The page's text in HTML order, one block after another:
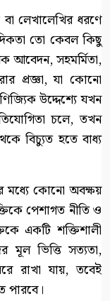
লেখালেখির ধরণে
তো কেবল কিছু
আবেদন, সহমর্মিতা,
প্রজ্ঞা, যা কোনো
উদ্দেশ্যে যখন
চলে, তখন
বিচ্যুত হতে বাধ্য
মধ্যে কোনো অবক্ষয়
পেশাগত নীতি ও
একটি শক্তিশালী
মূল ভিত্তি সত্যতা,
রাখা যায়, তবেই
পারবে।